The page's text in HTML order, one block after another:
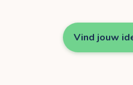
Vind jouw